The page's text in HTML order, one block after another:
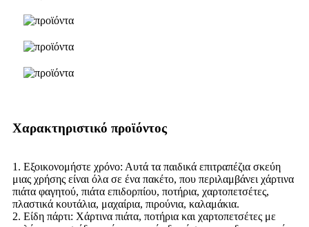
Χαρακτηριστικό προϊόντος
1. Εξοικονομήστε χρόνο: Αυτά τα παιδικά επιτραπέζια σκεύη
μιας χρήσης είναι όλα σε ένα πακέτο, που περιλαμβάνει χάρτινα
πιάτα φαγητού, πιάτα επιδορπίου, ποτήρια, χαρτοπετσέτες,
πλαστικά κουτάλια, μαχαίρια, πιρούνια, καλαμάκια.
2. Είδη πάρτι: Χάρτινα πιάτα, ποτήρια και χαρτοπετσέτες με